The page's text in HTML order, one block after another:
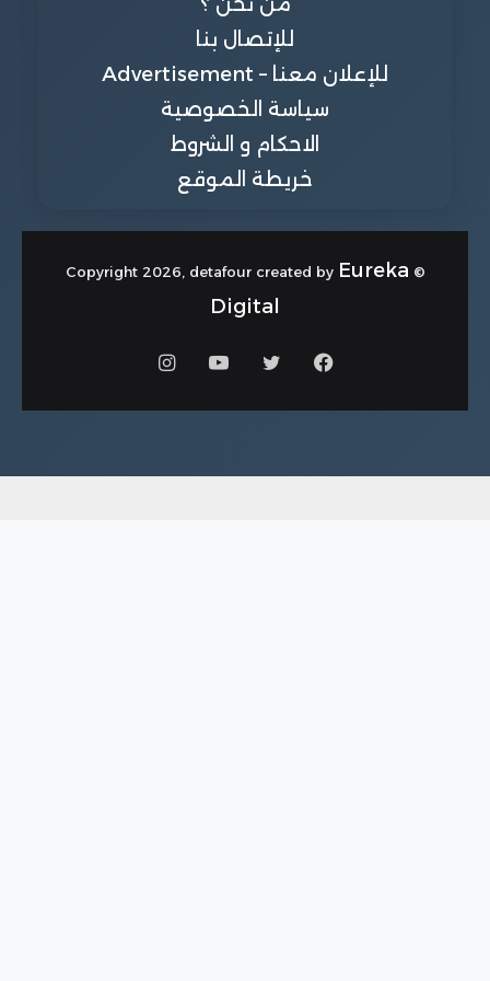
للإتصال بنا
للإعلان معنا – Advertisement
سياسة الخصوصية
الاحكام و الشروط
خريطة الموقع
© Copyright 2026, detafour created by
Eureka
Digital
فيسبوكتويتر يوتيوبانستقرام